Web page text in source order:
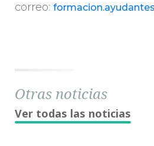
correo:
Otras noticias
Ver todas las noticias